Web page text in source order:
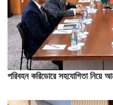
পরিবহন করিডোরে সহযোগিতা নিয়ে